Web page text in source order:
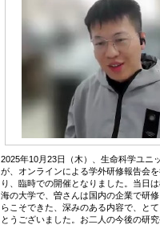
2025年10月23日（木）、生命科学ユニ
が、オンラインによる学外研修報告会
り、臨時での開催となりました。当日
海の大学で、曽さんは国内の企業で研
らこそできた、深みのある内容で、と
とうございました。お二人の今後の研